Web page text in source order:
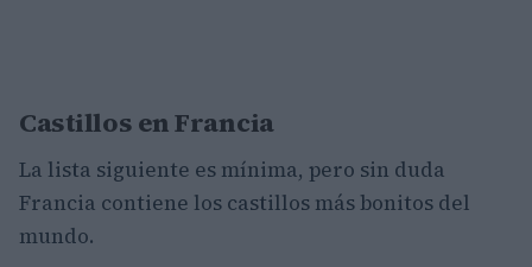
Castillos en Francia
La lista siguiente es mínima, pero sin duda
Francia contiene los castillos más bonitos del
mundo.